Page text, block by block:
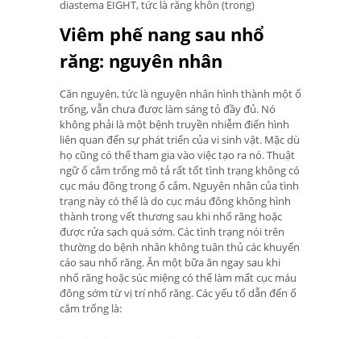
diastema EIGHT, tức là răng khôn (trong)
Viêm phế nang sau nhổ
răng: nguyên nhân
Căn nguyên, tức là nguyên nhân hình thành một ổ
trống, vẫn chưa được làm sáng tỏ đầy đủ. Nó
không phải là một bệnh truyền nhiễm điển hình
liên quan đến sự phát triển của vi sinh vật. Mặc dù
họ cũng có thể tham gia vào việc tạo ra nó. Thuật
ngữ ổ cắm trống mô tả rất tốt tình trạng không có
cục máu đông trong ổ cắm. Nguyên nhân của tình
trạng này có thể là do cục máu đông không hình
thành trong vết thương sau khi nhổ răng hoặc
được rửa sạch quá sớm. Các tình trạng nói trên
thường do bệnh nhân không tuân thủ các khuyến
cáo sau nhổ răng. Ăn một bữa ăn ngay sau khi
nhổ răng hoặc súc miệng có thể làm mất cục máu
đông sớm từ vị trí nhổ răng. Các yếu tố dẫn đến ổ
cắm trống là: